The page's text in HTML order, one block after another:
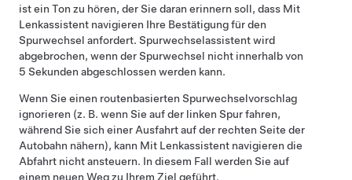
ist ein Ton zu hören, der Sie daran erinnern soll, dass Mit
Lenkassistent navigieren Ihre Bestätigung für den
Spurwechsel anfordert. Spurwechselassistentwird
abgebrochen, wenn der Spurwechsel nicht innerhalb von
5 Sekunden abgeschlossen werden kann.
Wenn Sie einen routenbasierten Spurwechselvorschlag
ignorieren (z. B. wenn Sie auf der linken Spur fahren,
während Sie sich einer Ausfahrt auf der rechten Seite der
Autobahn nähern), kann Mit Lenkassistent navigieren die
Abfahrt nicht ansteuern. In diesem Fall werden Sie auf
einem neuen Weg zu Ihrem Ziel geführt.